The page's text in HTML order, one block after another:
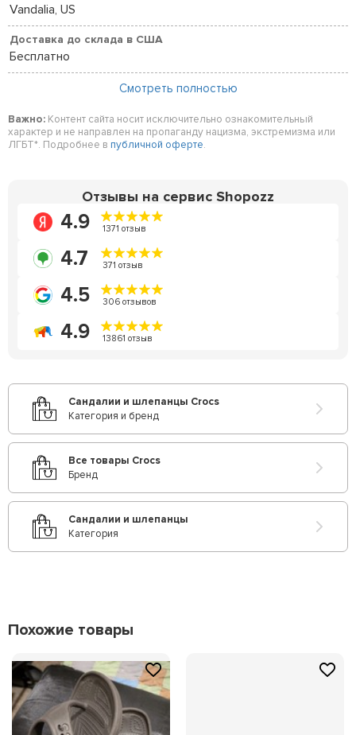
Vandalia, US
Доставка до склада в США
Бесплатно
Смотреть полностью
Важно: Контент сайта носит исключительно ознакомительный
характер и не направлен на пропаганду нацизма, экстремизма или
ЛГБТ*. Подробнее в публичной оферте.
Отзывы на сервис Shopozz
4.9 1371 отзыв
4.7 371 отзыв
4.5 306 отзывов
4.9 13861 отзыв
Сандалии и шлепанцы Crocs
Категория и бренд
Все товары Crocs
Бренд
Сандалии и шлепанцы
Категория
Похожие товары